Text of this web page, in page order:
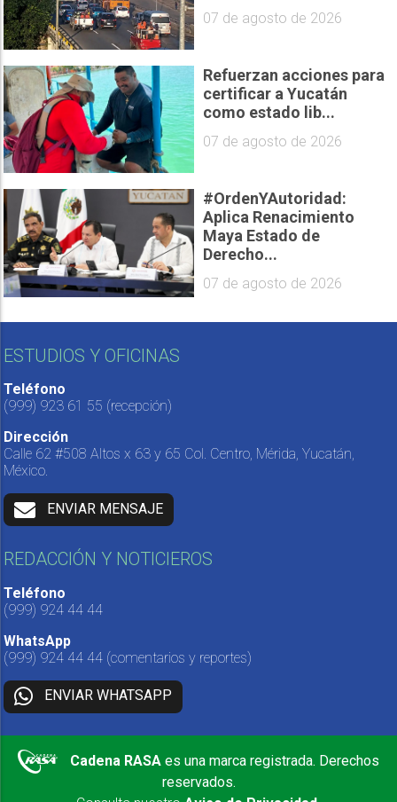
07 de agosto de 2026
Refuerzan acciones para
certificar a Yucatán
como estado lib...
07 de agosto de 2026
#OrdenYAutoridad:
Aplica Renacimiento
Maya Estado de
Derecho...
07 de agosto de 2026
ESTUDIOS Y OFICINAS
Teléfono
(999) 923 61 55 (recepción)
Dirección
Calle 62 #508 Altos x 63 y 65 Col. Centro, Mérida, Yucatán,
México.
ENVIAR MENSAJE
REDACCIÓN Y NOTICIEROS
Teléfono
(999) 924 44 44
WhatsApp
(999) 924 44 44 (comentarios y reportes)
ENVIAR WHATSAPP
Cadena RASA es una marca registrada. Derechos
reservados.